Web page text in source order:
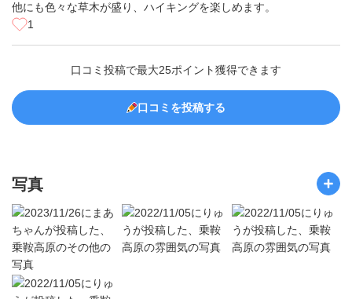
他にも色々な草木が盛り、ハイキングを楽しめます。
1
口コミ投稿で最大25ポイント獲得できます
口コミを投稿する
写真